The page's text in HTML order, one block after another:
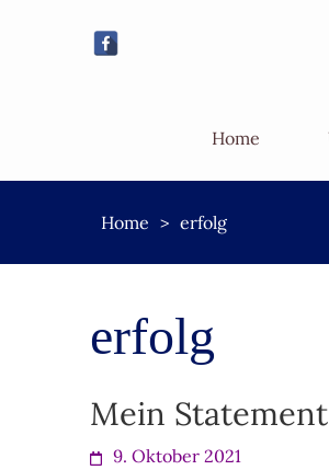
Home
Home > erfolg
erfolg
Mein
9. Oktober 2021